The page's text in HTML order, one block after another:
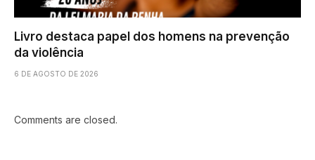
Livro destaca papel dos homens na prevenção
da violência
6 DE AGOSTO DE 2026
Comments are closed.